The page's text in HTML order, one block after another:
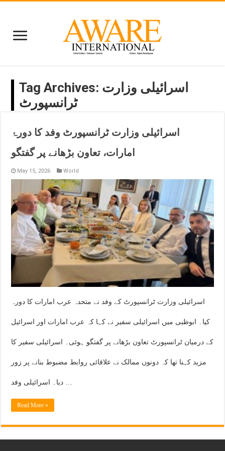
Tag Archives: اسرائیلی وزارت
ٹرانسپورٹ
اسرائیلی وزارت ٹرانسپورٹ وفد کا دورۂ
امارات، تعاون بڑھانے پر گفتگو
May 15, 2026 World
اسرائیلی وزارت ٹرانسپورٹ کے وفد نے متحدہ عرب امارات کا دورہ
کیا۔ ابوظبی میں اسرائیلی سفیر نے کہا کہ عرب امارات اور اسرائیل
کے درمیان ٹرانسپورٹ تعاون بڑھانے پر گفتگو ہوئی۔ اسرائیلی سفیر کا
مزید کہنا تھا کہ دونوں ممالک نے علاقائی روابط مضبوط بنانے پر زور
دیا۔ اسرائیلی وفد …
Read More »